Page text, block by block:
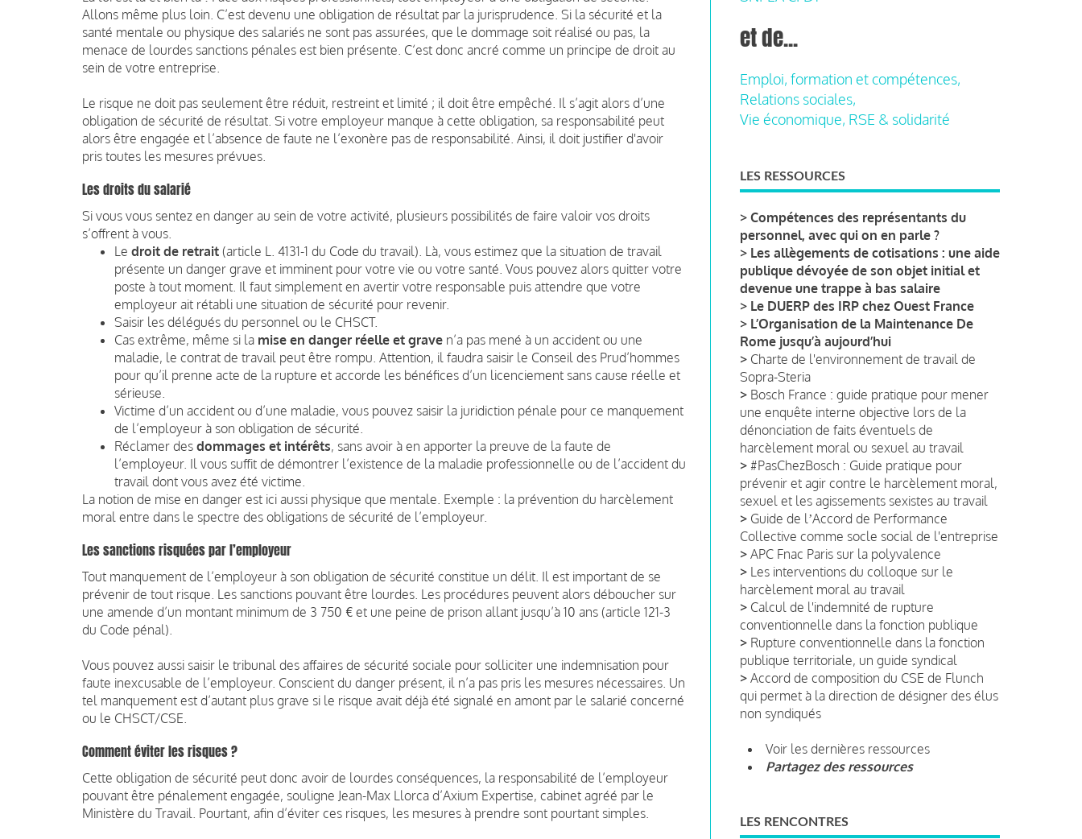
Allons même plus loin. C’est devenu une obligation de résultat par la jurisprudence. Si la sécurité et la
santé mentale ou physique des salariés ne sont pas assurées, que le dommage soit réalisé ou pas, la
menace de lourdes sanctions pénales est bien présente. C‘est donc ancré comme un principe de droit au
sein de votre entreprise.
Le risque ne doit pas seulement être réduit, restreint et limité ; il doit être empêché. Il s’agit alors d’une
obligation de sécurité de résultat. Si votre employeur manque à cette obligation, sa responsabilité peut
alors être engagée et l’absence de faute ne l’exonère pas de responsabilité. Ainsi, il doit justifier d'avoir
pris toutes les mesures prévues.
Les droits du salarié
Si vous vous sentez en danger au sein de votre activité, plusieurs possibilités de faire valoir vos droits
s’offrent à vous.
Le droit de retrait (article L. 4131-1 du Code du travail). Là, vous estimez que la situation de travail
présente un danger grave et imminent pour votre vie ou votre santé. Vous pouvez alors quitter votre
poste à tout moment. Il faut simplement en avertir votre responsable puis attendre que votre
employeur ait rétabli une situation de sécurité pour revenir.
Saisir les délégués du personnel ou le CHSCT.
Cas extrême, même si la mise en danger réelle et grave n’a pas mené à un accident ou une
maladie, le contrat de travail peut être rompu. Attention, il faudra saisir le Conseil des Prud’hommes
pour qu’il prenne acte de la rupture et accorde les bénéfices d’un licenciement sans cause réelle et
sérieuse.
Victime d’un accident ou d’une maladie, vous pouvez saisir la juridiction pénale pour ce manquement
de l’employeur à son obligation de sécurité.
Réclamer des dommages et intérêts, sans avoir à en apporter la preuve de la faute de
l’employeur. Il vous suffit de démontrer l’existence de la maladie professionnelle ou de l’accident du
travail dont vous avez été victime.
La notion de mise en danger est ici aussi physique que mentale. Exemple : la prévention du harcèlement
moral entre dans le spectre des obligations de sécurité de l’employeur.
Les sanctions risquées par l’employeur
Tout manquement de l’employeur à son obligation de sécurité constitue un délit. Il est important de se
prévenir de tout risque. Les sanctions pouvant être lourdes. Les procédures peuvent alors déboucher sur
une amende d’un montant minimum de 3 750 € et une peine de prison allant jusqu’à 10 ans (article 121-3
du Code pénal).
Vous pouvez aussi saisir le tribunal des affaires de sécurité sociale pour solliciter une indemnisation pour
faute inexcusable de l’employeur. Conscient du danger présent, il n’a pas pris les mesures nécessaires. Un
tel manquement est d’autant plus grave si le risque avait déjà été signalé en amont par le salarié concerné
ou le CHSCT/CSE.
Comment éviter les risques ?
Cette obligation de sécurité peut donc avoir de lourdes conséquences, la responsabilité de l’employeur
pouvant être pénalement engagée, souligne Jean-Max Llorca d’Axium Expertise, cabinet agréé par le
Ministère du Travail. Pourtant, afin d’éviter ces risques, les mesures à prendre sont pourtant simples.
et de...
Emploi, formation et compétences,
Relations sociales,
Vie économique, RSE & solidarité
LES RESSOURCES
> Compétences des représentants du
personnel, avec qui on en parle ?
> Les allègements de cotisations : une aide
publique dévoyée de son objet initial et
devenue une trappe à bas salaire
> Le DUERP des IRP chez Ouest France
> L’Organisation de la Maintenance De
Rome jusqu’à aujourd’hui
> Charte de l'environnement de travail de
Sopra-Steria
> Bosch France : guide pratique pour mener
une enquête interne objective lors de la
dénonciation de faits éventuels de
harcèlement moral ou sexuel au travail
> #PasChezBosch : Guide pratique pour
prévenir et agir contre le harcèlement moral,
sexuel et les agissements sexistes au travail
> Guide de lʼAccord de Performance
Collective comme socle social de l'entreprise
> APC Fnac Paris sur la polyvalence
> Les interventions du colloque sur le
harcèlement moral au travail
> Calcul de l'indemnité de rupture
conventionnelle dans la fonction publique
> Rupture conventionnelle dans la fonction
publique territoriale, un guide syndical
> Accord de composition du CSE de Flunch
qui permet à la direction de désigner des élus
non syndiqués
Voir les dernières ressources
Partagez des ressources
LES RENCONTRES